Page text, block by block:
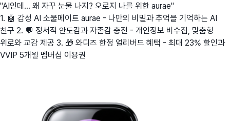
"AI인데... 왜 자꾸 눈물 나지? 오로지 나를 위한 aurae"
1. 🤖 감성 AI 소울메이트 aurae - 나만의 비밀과 추억을 기억하는 AI
친구 2. 💬 정서적 안도감과 자존감 충전 - 개인정보 비수집, 맞춤형
위로와 교감 제공 3. 🎁 와디즈 한정 얼리버드 혜택 - 최대 23% 할인과
VVIP 5개월 멤버십 이용권